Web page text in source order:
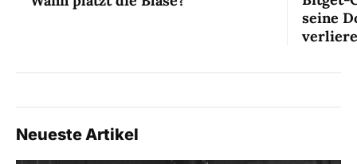
seine
Neueste Artikel